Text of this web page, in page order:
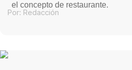
el concepto de restaurante.
Por: Redacción